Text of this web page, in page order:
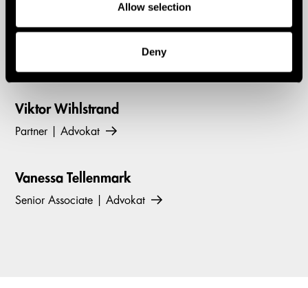
Allow selection
Deny
Vill du veta mer? Kontakta:
Viktor Wihlstrand
Partner | Advokat
Vanessa Tellenmark
Senior Associate | Advokat